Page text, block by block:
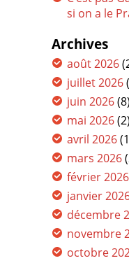
si on a le
Archives
août 2026
juillet 2026
juin 2026(8)
mai 2026(2)
avril 2026
mars 2026
février 2026
janvier
décembre
novembre
octobre